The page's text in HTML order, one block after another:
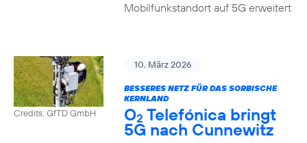
Mobilfunkstandort auf 5G erweitert
Credits: GfTD GmbH
10. März 2026
BESSERES NETZ FÜR DAS SORBISCHE
KERNLAND
O2 Telefónica bringt
5G nach Cunnewitz